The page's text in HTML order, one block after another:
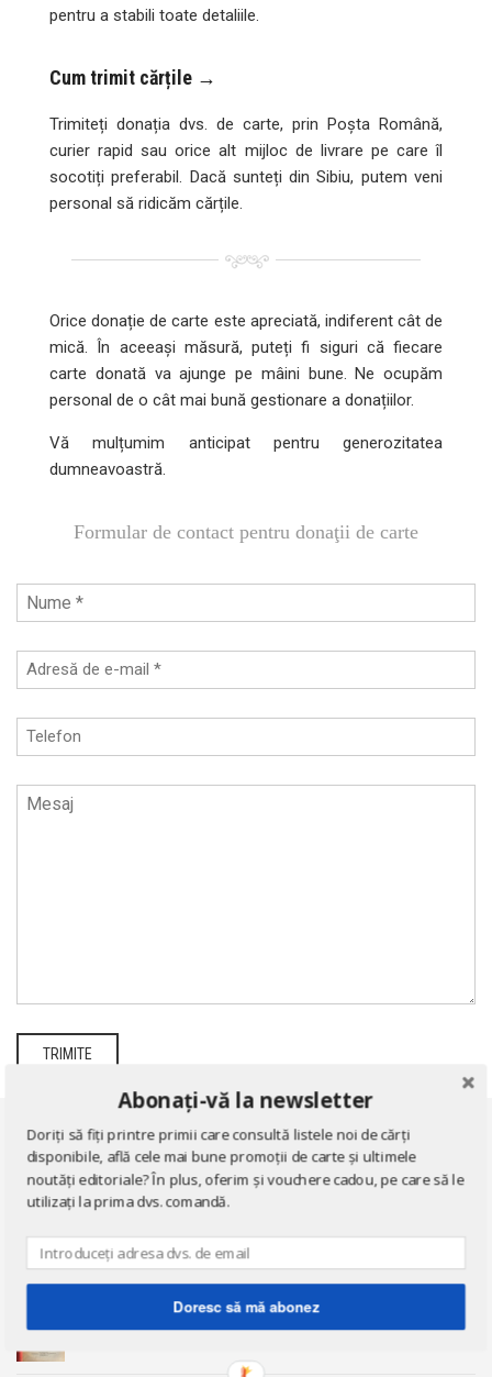
pentru a stabili toate detaliile.
Cum trimit cărțile →
Trimiteți donația dvs. de carte, prin Poșta Română,
curier rapid sau orice alt mijloc de livrare pe care îl
socotiți preferabil. Dacă sunteți din Sibiu, putem veni
personal să ridicăm cărțile.
Orice donație de carte este apreciată, indiferent cât de
mică. În aceeași măsură, puteți fi siguri că fiecare
carte donată va ajunge pe mâini bune. Ne ocupăm
personal de o cât mai bună gestionare a donațiilor.
Vă mulțumim anticipat pentru generozitatea
dumneavoastră.
Formular de contact pentru donaţii de carte
CĂRȚI RECOMANDATE
Cutia neagra
Notite zilnice din razboiu
de Maresal Alexandru Averescu
Abonați-vă la newsletter
Doriți să fiți printre primii care consultă listele noi de cărți
disponibile, află cele mai bune promoții de carte și ultimele
noutăți editoriale? În plus, oferim și vouchere cadou, pe care să le
utilizați la prima dvs. comandă.
Doresc să mă abonez